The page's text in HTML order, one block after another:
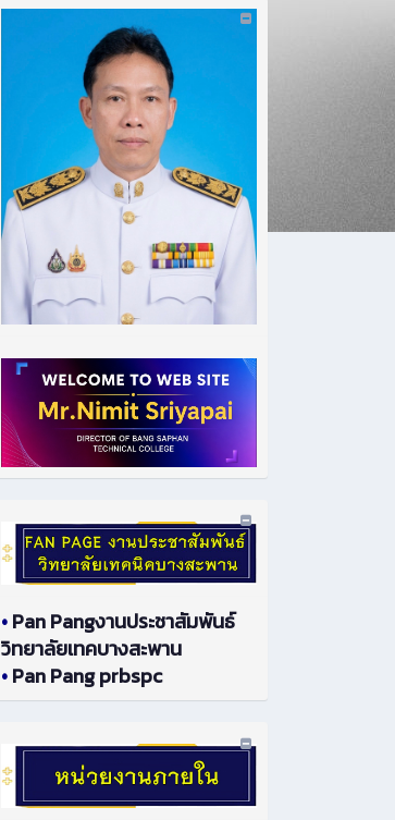
•Pan Pangงานประชาสัมพันธ์
วิทยาลัยเทคบางสะพาน
•Pan Pang prbspc